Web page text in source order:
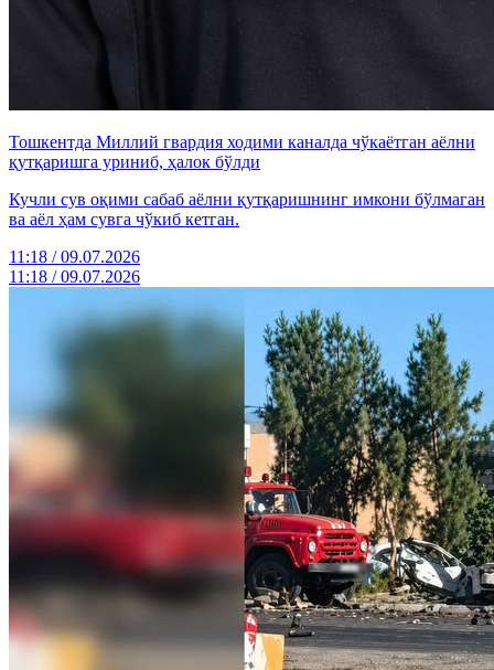
Тошкентда Миллий гвардия ходими каналда чўкаётган аёлни
қутқаришга уриниб, ҳалок бўлди
Кучли сув оқими сабаб аёлни қутқаришнинг имкони бўлмаган
ва аёл ҳам сувга чўкиб кетган.
11:18 / 09.07.2026
11:18 / 09.07.2026